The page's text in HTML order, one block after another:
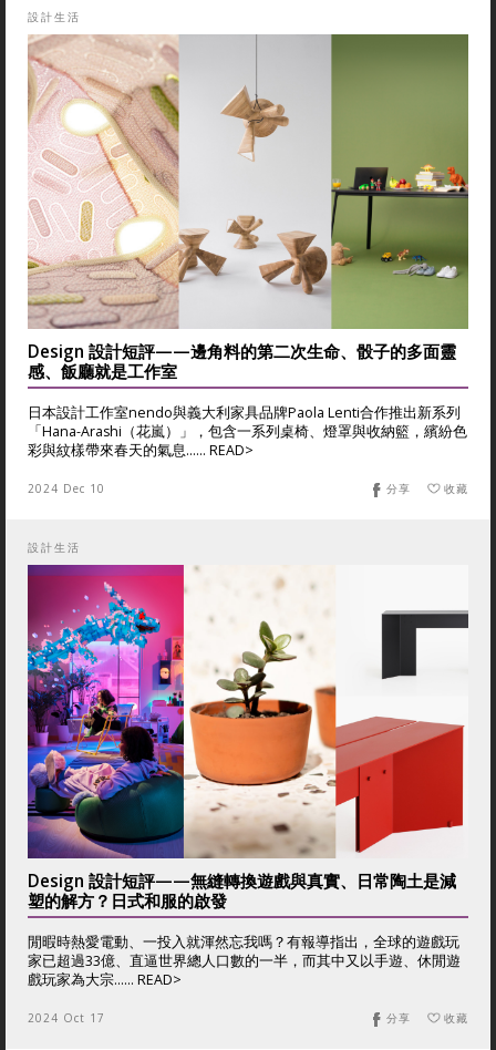
設計生活
Design 設計短評——邊角料的第二次生命、骰子的多面靈
感、飯廳就是工作室
日本設計工作室nendo與義大利家具品牌Paola Lenti合作推出新系列
「Hana-Arashi（花嵐）」，包含一系列桌椅、燈罩與收納籃，繽紛色
彩與紋樣帶來春天的氣息...... READ>
2024 Dec 10 收藏
分享
設計生活
Design 設計短評——無縫轉換遊戲與真實、日常陶土是減
塑的解方？日式和服的啟發
閒暇時熱愛電動、一投入就渾然忘我嗎？有報導指出，全球的遊戲玩
家已超過33億、直逼世界總人口數的一半，而其中又以手遊、休閒遊
戲玩家為大宗...... READ>
2024 Oct 17 收藏
分享